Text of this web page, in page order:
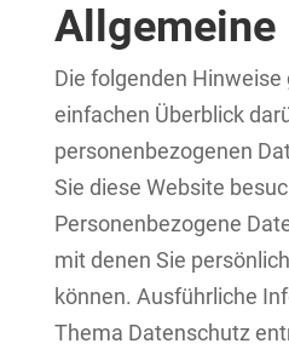
Allgemeine
Die folgenden Hinweise
einfachen Überblick
personenbezogenen
Sie diese Website
Personenbezogene
mit denen Sie
können. Ausführliche
Thema Datenschutz